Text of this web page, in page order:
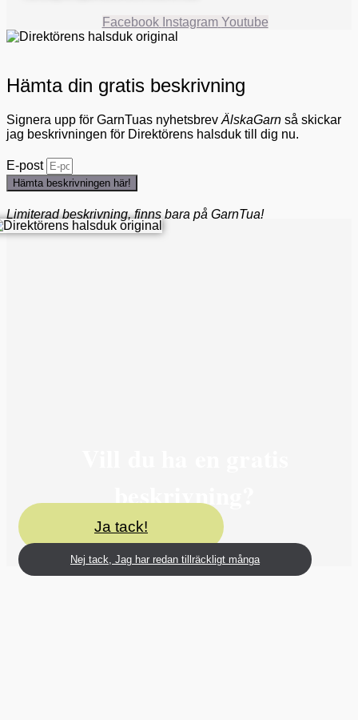
Facebook Instagram Youtube
Hämta din gratis beskrivning
Signera upp för GarnTuas nyhetsbrev ÄlskaGarn så skickar
jag beskrivningen för Direktörens halsduk till dig nu.
E-post
Hämta beskrivningen här!
Limiterad beskrivning, finns bara på GarnTua!
beskrivning?
Ja tack!
Nej tack, Jag har redan tillräckligt många